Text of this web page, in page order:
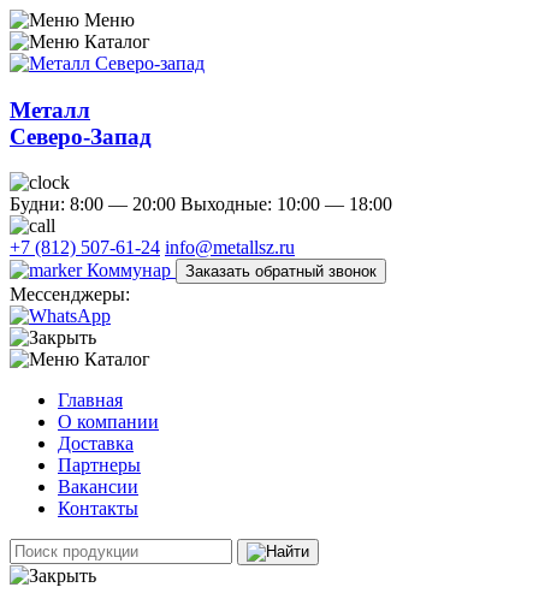
Меню
Каталог
Металл
Северо-Запад
Будни: 8:00 — 20:00 Выходные: 10:00 — 18:00
+7 (812) 507-61-24 info@metallsz.ru
Коммунар
Заказать обратный звонок
Мессенджеры:
Каталог
Главная
О компании
Доставка
Партнеры
Вакансии
Контакты